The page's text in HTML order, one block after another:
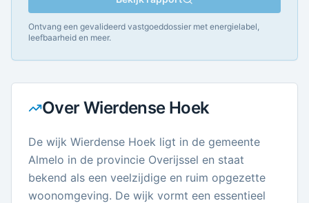
Ontvang een gevalideerd vastgoeddossier met energielabel,
leefbaarheid en meer.
Over Wierdense Hoek
De wijk Wierdense Hoek ligt in de gemeente
Almelo in de provincie Overijssel en staat
bekend als een veelzijdige en ruim opgezette
woonomgeving. De wijk vormt een essentieel